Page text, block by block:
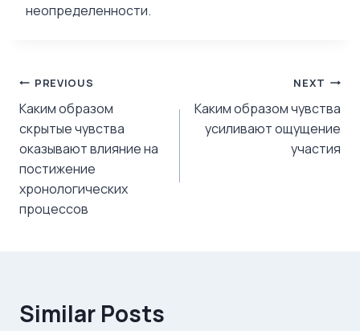
неопределенности.
Post
navigation
PREVIOUS
Каким образом
скрытые чувства
оказывают влияние на
постижение
хронологических
процессов
NEXT
Каким образом чувства
усиливают ощущение
участия
Similar Posts